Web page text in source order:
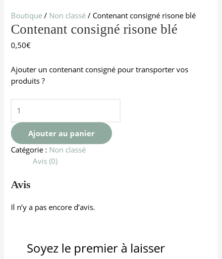
Boutique / Non classé / Contenant consigné risone blé
Contenant consigné risone blé
0,50€
Ajouter un contenant consigné pour transporter vos
produits ?
Ajouter au panier
Catégorie : Non classé
Avis (0)
Avis
Il n’y a pas encore d’avis.
Soyez le premier à laisser